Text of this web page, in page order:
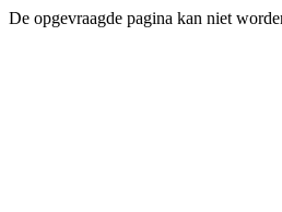
De opgevraagde pagina kan niet